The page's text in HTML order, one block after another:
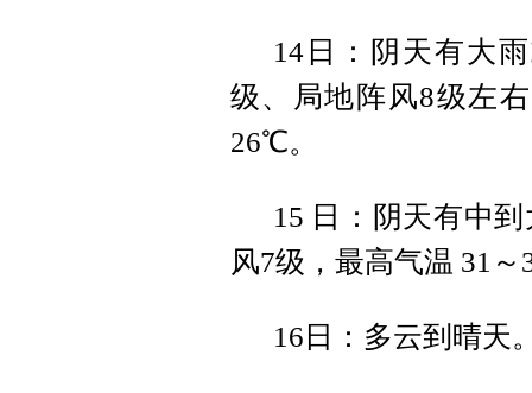
14日：阴天有大
级、局地阵风8级左
26℃。
15 日：阴天有中
风7级，最高气温 31
16日：多云到晴天